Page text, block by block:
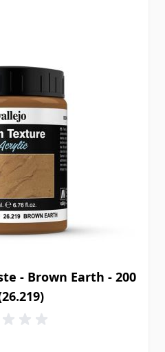
- Brown Earth - 200